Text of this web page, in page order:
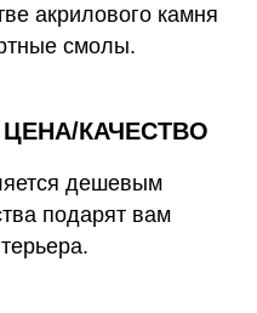
акрилового камня
смолы.
КАЧЕСТВО
дешевым
подарят вам